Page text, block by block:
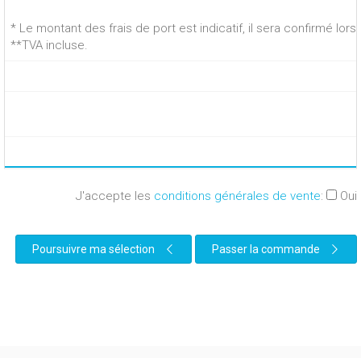
* Le montant des frais de port est indicatif, il sera confirmé
**TVA incluse.
J'accepte les conditions générales de vente: Oui
Poursuivre ma sélection Passer la commande